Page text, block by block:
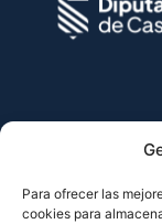
Para ofrecer las
cookies para